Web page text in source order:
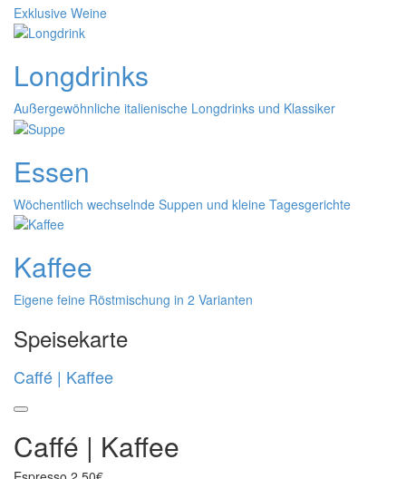
Exklusive Weine
Longdrinks
Außergewöhnliche italienische Longdrinks und Klassiker
Essen
Wöchentlich wechselnde Suppen und kleine Tagesgerichte
Kaffee
Eigene feine Röstmischung in 2 Varianten
Speisekarte
Caffé | Kaffee
Caffé | Kaffee